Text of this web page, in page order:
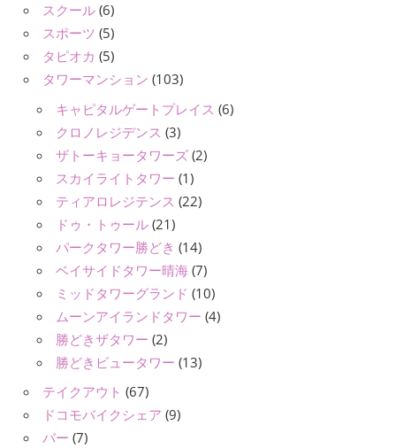
スクール (6)
スポーツ (5)
タピオカ (5)
タワーマンション (103)
キャピタルゲートプレイス (6)
クロノレジデンス (3)
ザトーキョータワーズ (2)
スカイライトタワー (1)
ティアロレジテンス (22)
ドゥ・トゥール (21)
パークタワー勝どき (14)
ベイサイドタワー晴海 (7)
ミッドタワーグランド (10)
ムーンアイランドタワー (4)
勝どきザタワー (2)
勝どきビュータワー (13)
テイクアウト (67)
ドコモバイクシェア (9)
バー (7)